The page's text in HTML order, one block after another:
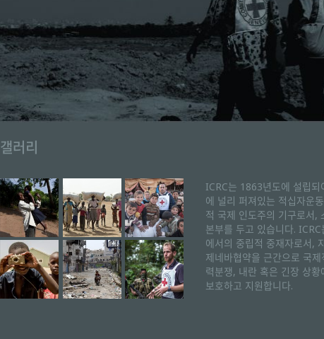
갤러리
ICRC는 1863년도에 설립되
에 널리 퍼져있는 적십자운
적 국제 인도주의 기구로서,
본부를 두고 있습니다.
에서의 중립적 중재자로서,
제네바협약을 근간으로 국제
력분쟁, 내란 혹은 긴장 상황
보호하고 지원합니다.